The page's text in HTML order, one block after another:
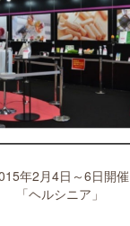
年2月4日～6日開催
「ヘルシニア」